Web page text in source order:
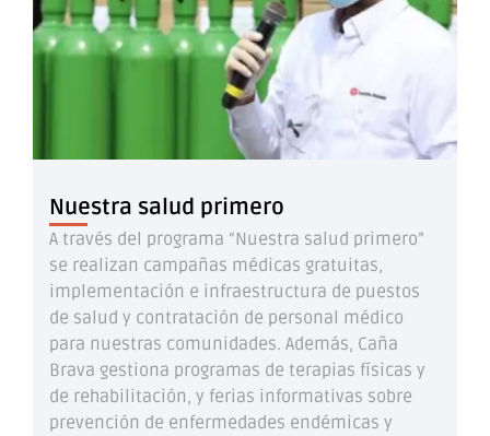
Nuestra salud primero
A través del programa “Nuestra salud primero”
se realizan campañas médicas gratuitas,
implementación e infraestructura de puestos
de salud y contratación de personal médico
para nuestras comunidades. Además, Caña
Brava gestiona programas de terapias físicas y
de rehabilitación, y ferias informativas sobre
prevención de enfermedades endémicas y